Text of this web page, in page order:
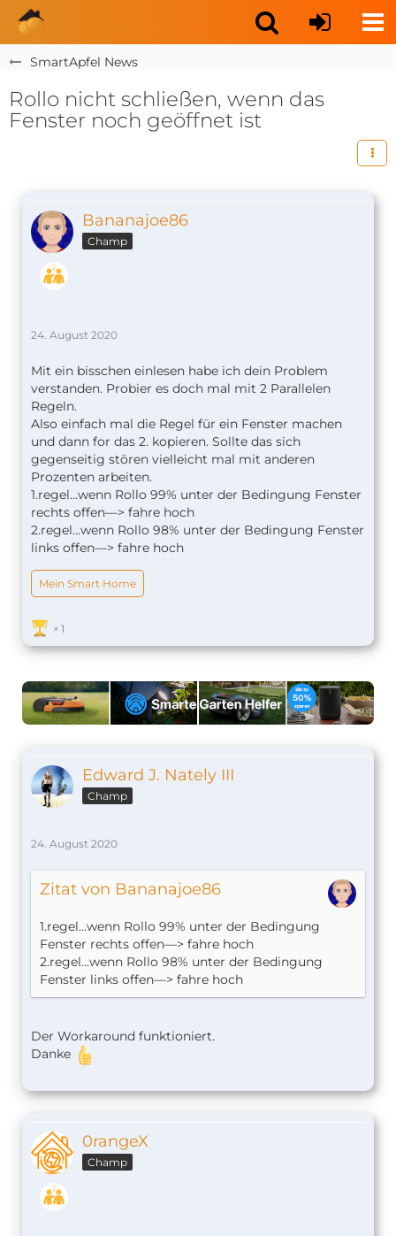
SmartApfel News
Rollo nicht schließen, wenn das
Fenster noch geöffnet ist
Bananajoe86
Champ
24. August 2020
Mit ein bisschen einlesen habe ich dein Problem
verstanden. Probier es doch mal mit 2 Parallelen
Regeln.
Also einfach mal die Regel für ein Fenster machen
und dann for das 2. kopieren. Sollte das sich
gegenseitig stören vielleicht mal mit anderen
Prozenten arbeiten.
1.regel...wenn Rollo 99% unter der Bedingung Fenster
rechts offen—> fahre hoch
2.regel...wenn Rollo 98% unter der Bedingung Fenster
links offen—> fahre hoch
Mein Smart Home
1
Edward J. Nately III
Champ
24. August 2020
Zitat von Bananajoe86
1.regel...wenn Rollo 99% unter der Bedingung
Fenster rechts offen—> fahre hoch
2.regel...wenn Rollo 98% unter der Bedingung
Fenster links offen—> fahre hoch
Der Workaround funktioniert.
Danke
0rangeX
Champ